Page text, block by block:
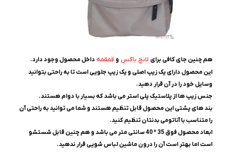
هم چنین جای کافی برای لانچ باکس و قمقمه داخل محصول وجود دارد.
این محصول دارای یک زیپ اصلی و یک زیپ جلویی است تا به راحتی بتوانید
وسایل خود را در آن قرار دهید.
جنس زیپ ها از پلاستیک پلی استر می باشد که بسیار با دوام هستند.
بند های پشتی این محصول قابل تنظیم هستند و شما می توانید به راحتی آن
را متناسب با آناتومی بدنتان تنظیم کنید.
ابعاد محصول فوق 35 * 40 سانتی متر می باشد و هم چنین قابل شستشو
است اما بهتر است آن را درون ماشین لباس شویی قرار ندهید.